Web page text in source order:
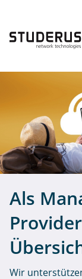
Als
Wir